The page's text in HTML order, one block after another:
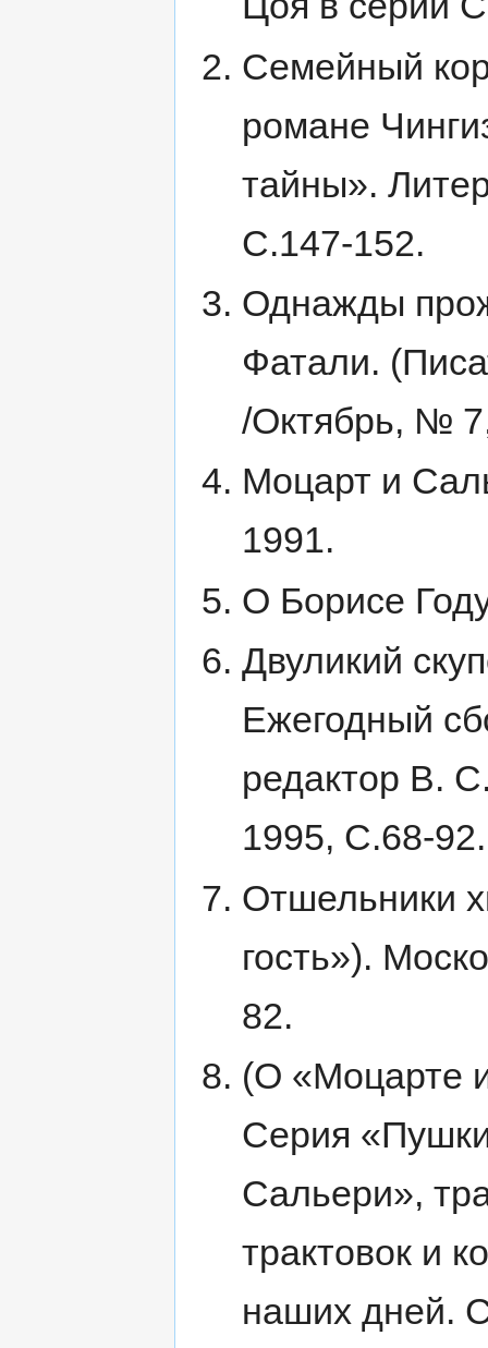
Семейный
романе
тайны».
С.147-152.
Однажды
Фатали.
/Октябрь, №
Моцарт и
1991.
О Борисе
Двуликий
Ежегодный
редактор В.
1995, С.68-92.
Отшельники
гость»).
82.
(О «Моцарте
Серия
Сальери»,
трактовок и
наших дней.